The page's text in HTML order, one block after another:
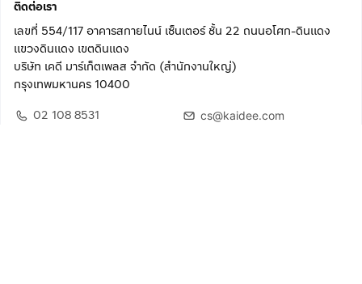
ติดต่อเรา
เลขที่ 554/117 อาคารสกายไนน์ เซ็นเตอร์ ชั้น 22 ถนนอโศก-ดินแดง
แขวงดินแดง เขตดินแดง
บริษัท เคดี มาร์เก็ตเพลส จำกัด (สำนักงานใหญ่)
กรุงเทพมหานคร 10400
02 108 8531
cs@kaidee.com